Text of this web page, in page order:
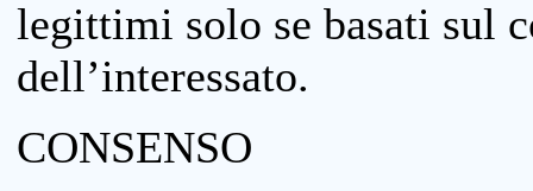
legittimi solo se basati sul
dell’interessato.
CONSENSO